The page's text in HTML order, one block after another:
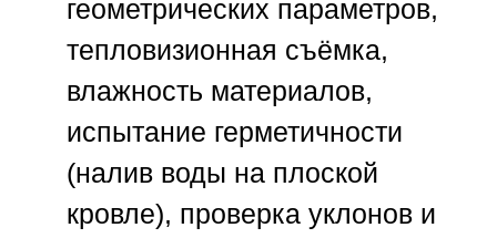
геометрических параметров,
тепловизионная съёмка,
влажность материалов,
испытание герметичности
(налив воды на плоской
кровле), проверка уклонов и